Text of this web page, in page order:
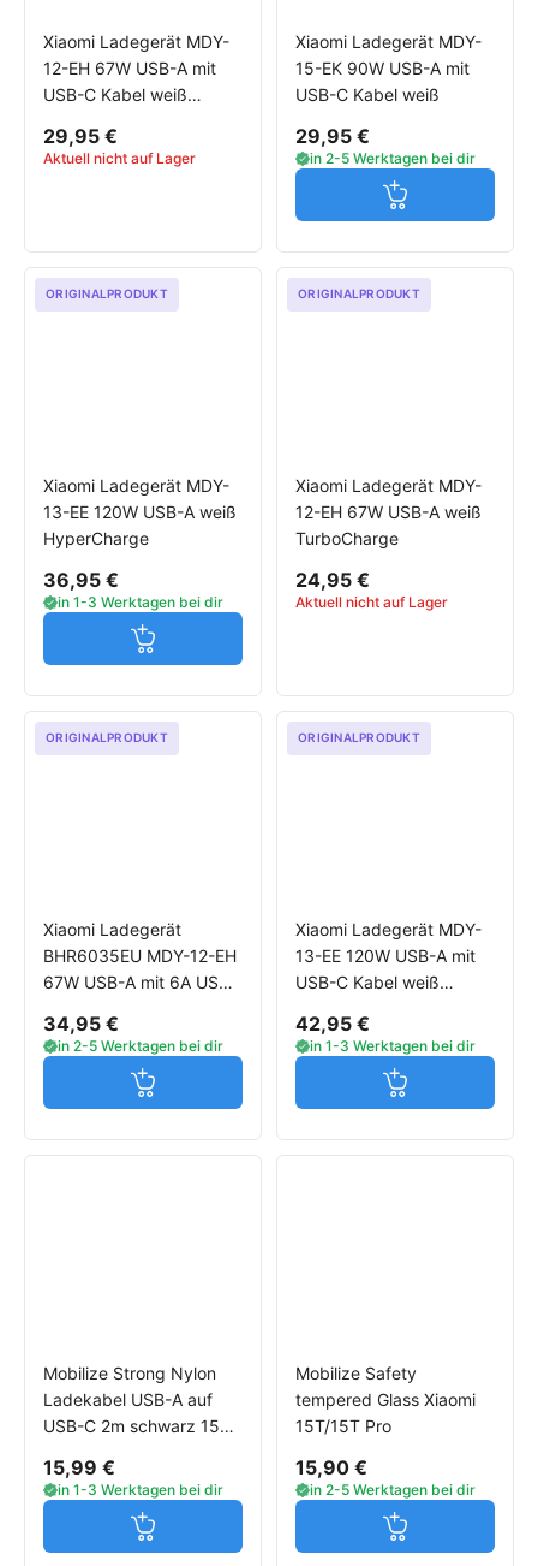
Xiaomi Ladegerät MDY-
12-EH 67W USB-A mit
USB-C Kabel weiß
29,95 €
Aktuell nicht auf Lager
Xiaomi Ladegerät MDY-
15-EK 90W USB-A mit
USB-C Kabel weiß
29,95 €
in 2-5 Werktagen bei dir
Jetzt in den
ORIGINALPRODUKT
Xiaomi Ladegerät MDY-
13-EE 120W USB-A weiß
HyperCharge
36,95 €
in 1-3 Werktagen bei dir
Jetzt in den Warenkorb
ORIGINALPRODUKT
Xiaomi Ladegerät MDY-
12-EH 67W USB-A weiß
TurboCharge
24,95 €
Aktuell nicht auf Lager
ORIGINALPRODUKT
Xiaomi Ladegerät
BHR6035EU MDY-12-EH
67W USB-A mit 6A USB-
34,95 €
in 2-5 Werktagen bei dir
Jetzt in den Warenkorb
ORIGINALPRODUKT
Xiaomi Ladegerät MDY-
13-EE 120W USB-A mit
USB-C Kabel weiß
42,95 €
in 1-3 Werktagen bei dir
Jetzt in den
Mobilize Strong Nylon
Ladekabel USB-A auf
USB-C 2m schwarz 15W
15,99 €
in 1-3 Werktagen bei dir
Jetzt in den Warenkorb
Mobilize Safety
tempered Glass Xiaomi
15T/15T Pro
15,90 €
in 2-5 Werktagen bei dir
Jetzt in den